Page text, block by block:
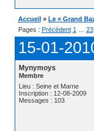
Accueil » Le « Grand
Pages : Précédent 1 23
15-01-
Mynymoys
Membre
Lieu : Seine et Marne
Inscription : 12-08-2009
Messages : 103